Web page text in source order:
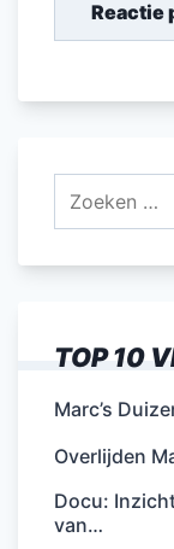
Zoeken
TOP 10
Marc’s
Overlijden
Docu:
van…